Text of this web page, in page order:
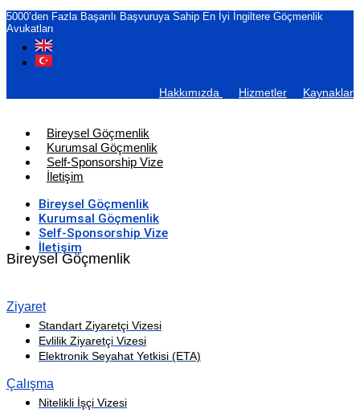
5000’den Fazla Başarılı Başvuruya Sahip En İyi İngiltere Göçmenlik
Avukatları
Hakkımızda Hizmetler Kaynaklar
Bireysel Göçmenlik
Kurumsal Göçmenlik
Self-Sponsorship Vize
İletişim
Bireysel Göçmenlik
Kurumsal Göçmenlik
Self-Sponsorship Vize
İletişim
Bireysel Göçmenlik
Ziyaret
Standart Ziyaretçi Vizesi
Evlilik Ziyaretçi Vizesi
Elektronik Seyahat Yetkisi (ETA)
Çalışma
Nitelikli İşçi Vizesi